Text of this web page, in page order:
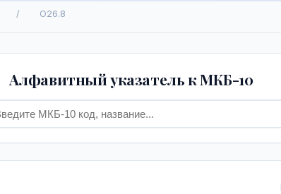
/ O26.8
Алфавитный указатель к МКБ-10